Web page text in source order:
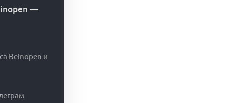
—
Beinopen и